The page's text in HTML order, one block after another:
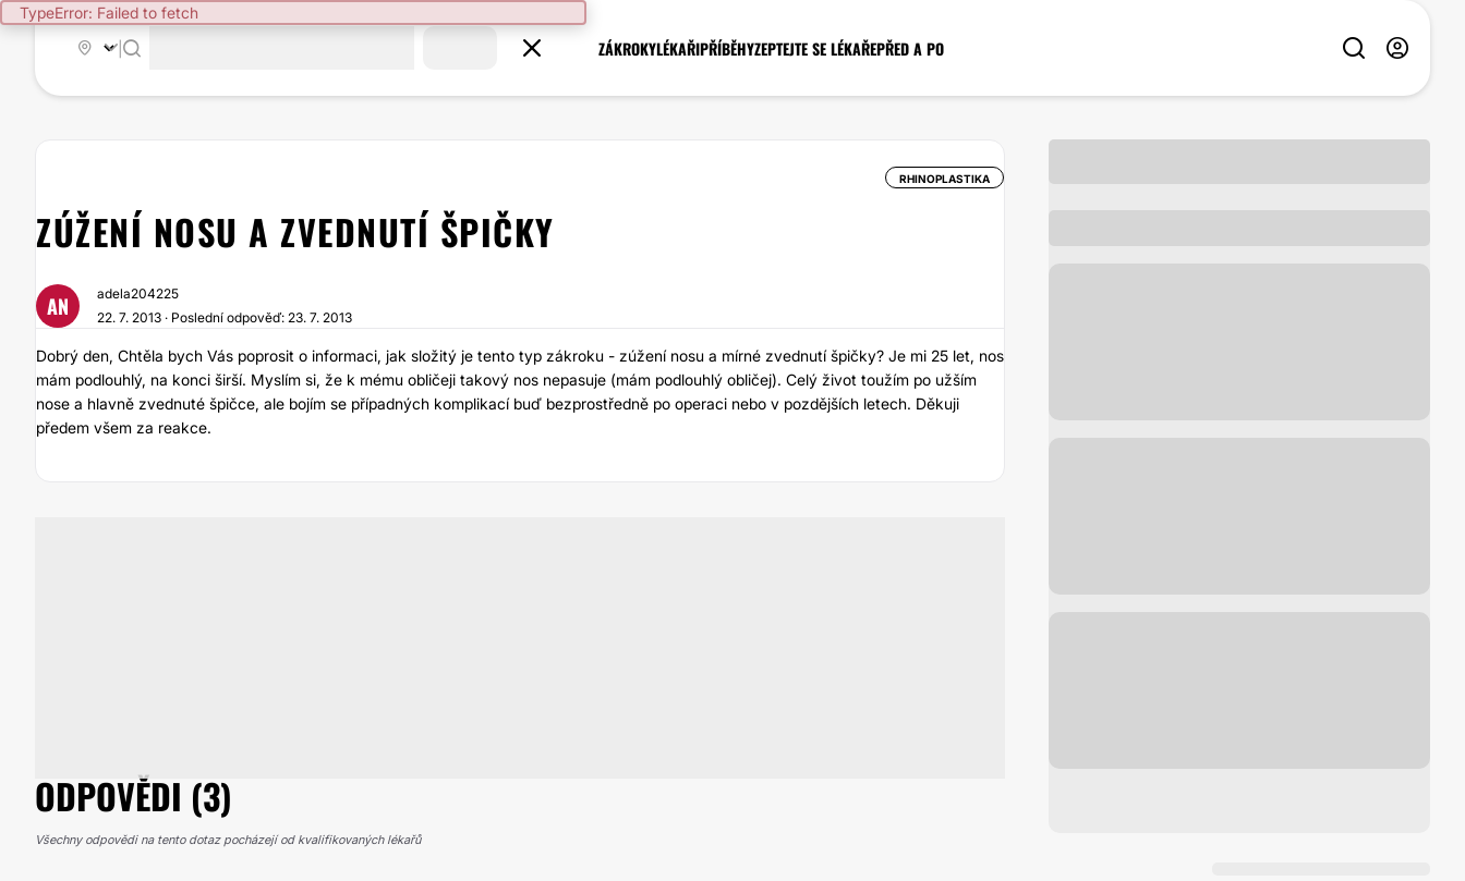
TypeError: Failed to fetch
ZÁKROKYLÉKAŘIPŘÍBĚHYZEPTEJTE SE LÉKAŘEPŘED A PO
RHINOPLASTIKA
ZÚŽENÍ NOSU A ZVEDNUTÍ ŠPIČKY
AN
adela204225
22. 7. 2013 · Poslední odpověď: 23. 7. 2013
Dobrý den, Chtěla bych Vás poprosit o informaci, jak složitý je tento typ zákroku - zúžení nosu a mírné zvednutí špičky? Je mi 25 let, nos
mám podlouhlý, na konci širší. Myslím si, že k mému obličeji takový nos nepasuje (mám podlouhlý obličej). Celý život toužím po užším
nose a hlavně zvednuté špičce, ale bojím se případných komplikací buď bezprostředně po operaci nebo v pozdějších letech. Děkuji
předem všem za reakce.
ODPOVĚDI (3)
Všechny odpovědi na tento dotaz pocházejí od kvalifikovaných lékařů